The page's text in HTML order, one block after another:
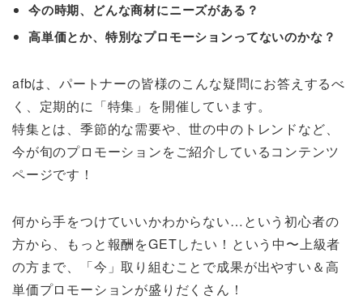
今の時期、どんな商材にニーズがある？
高単価とか、特別なプロモーションってないのかな？
afbは、パートナーの皆様のこんな疑問にお答えするべ
く、定期的に「特集」を開催しています。
特集とは、季節的な需要や、世の中のトレンドなど、
今が旬のプロモーションをご紹介しているコンテンツ
ページです！
何から手をつけていいかわからない…という初心者の
方から、もっと報酬をGETしたい！という中〜上級者
の方まで、「今」取り組むことで成果が出やすい＆高
単価プロモーションが盛りだくさん！